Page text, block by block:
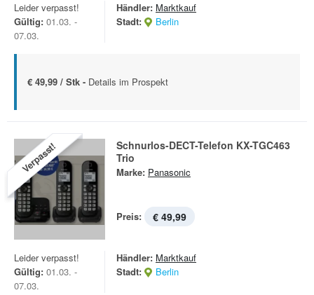
Leider verpasst!
Gültig: 01.03. -
07.03.
Händler: Marktkauf
Stadt:
Berlin
€ 49,99 / Stk - Details im Prospekt
Verpasst!
Schnurlos-DECT-Telefon KX-TGC463
Trio
Marke: Panasonic
Preis: € 49,99
Leider verpasst!
Gültig: 01.03. -
07.03.
Händler: Marktkauf
Stadt:
Berlin